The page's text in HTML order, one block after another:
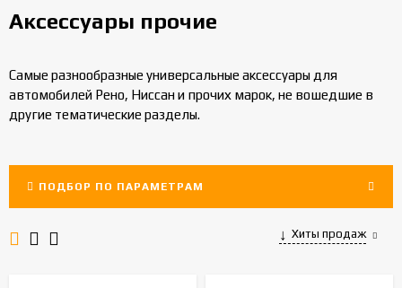
Аксессуары прочие
Самые разнообразные универсальные аксессуары для
автомобилей Рено, Ниссан и прочих марок, не вошедшие в
другие тематические разделы.
ПОДБОР ПО ПАРАМЕТРАМ
Хиты продаж